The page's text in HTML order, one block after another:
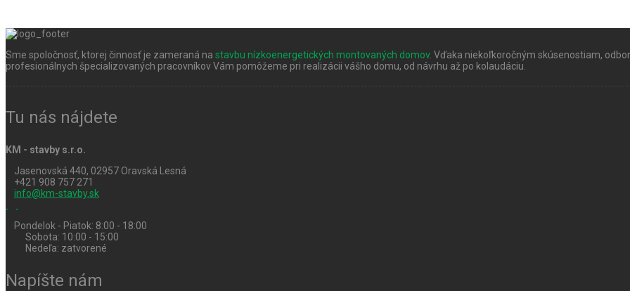
Sme spoločnosť, ktorej činnosť je zameraná na stavbu nízkoenergetických montovaných domov. Vďaka niekoľkoročným skúsenostiam,
profesionálnych špecializovaných pracovníkov Vám pomôžeme pri realizácii vášho domu, od návrhu až po kolaudáciu.
Tu nás nájdete
KM - stavby s.r.o.
Jasenovská 440, 02957 Oravská Lesná
+421 908 757 271
info@km-stavby.sk
Pondelok - Piatok: 8:00 - 18:00
Sobota: 10:00 - 15:00
Nedeľa: zatvorené
Napíšte nám